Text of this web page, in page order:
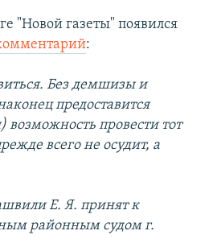
"Новой газеты" появился
:
Без демшизы и
предоставится
возможность провести тот
всего не осудит, а
Е. Я. принят к
районным судом г.